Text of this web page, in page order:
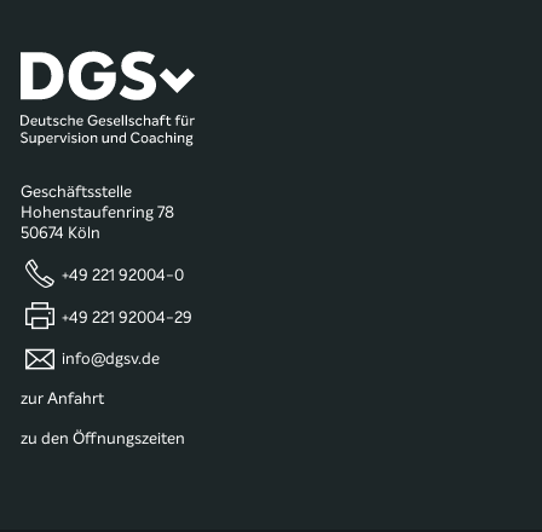
Geschäftsstelle
Hohenstaufenring 78
50674 Köln
+49 221 92004-0
+49 221 92004-29
info@dgsv.de
zur Anfahrt
zu den Öffnungszeiten